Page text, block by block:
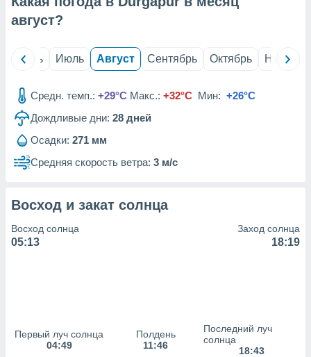
из
данных
наших 1199
август?
Июнь Июль Август Сентябрь Октябрь Ноябрь
Средн. темп.: +29°C Макс.: +32°C Мин: +26°C
Дождливые дни: 28 дней
Осадки: 271 мм
Средняя скорость ветра: 3 м/с
Восход и закат солнца
Восход солнца
05:13
Заход солнца
18:19
Первый луч солнца
04:49
Полдень
11:46
Последний луч
солнца
18:43